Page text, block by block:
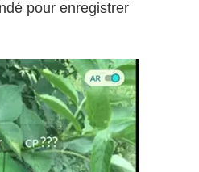
pour enregistrer